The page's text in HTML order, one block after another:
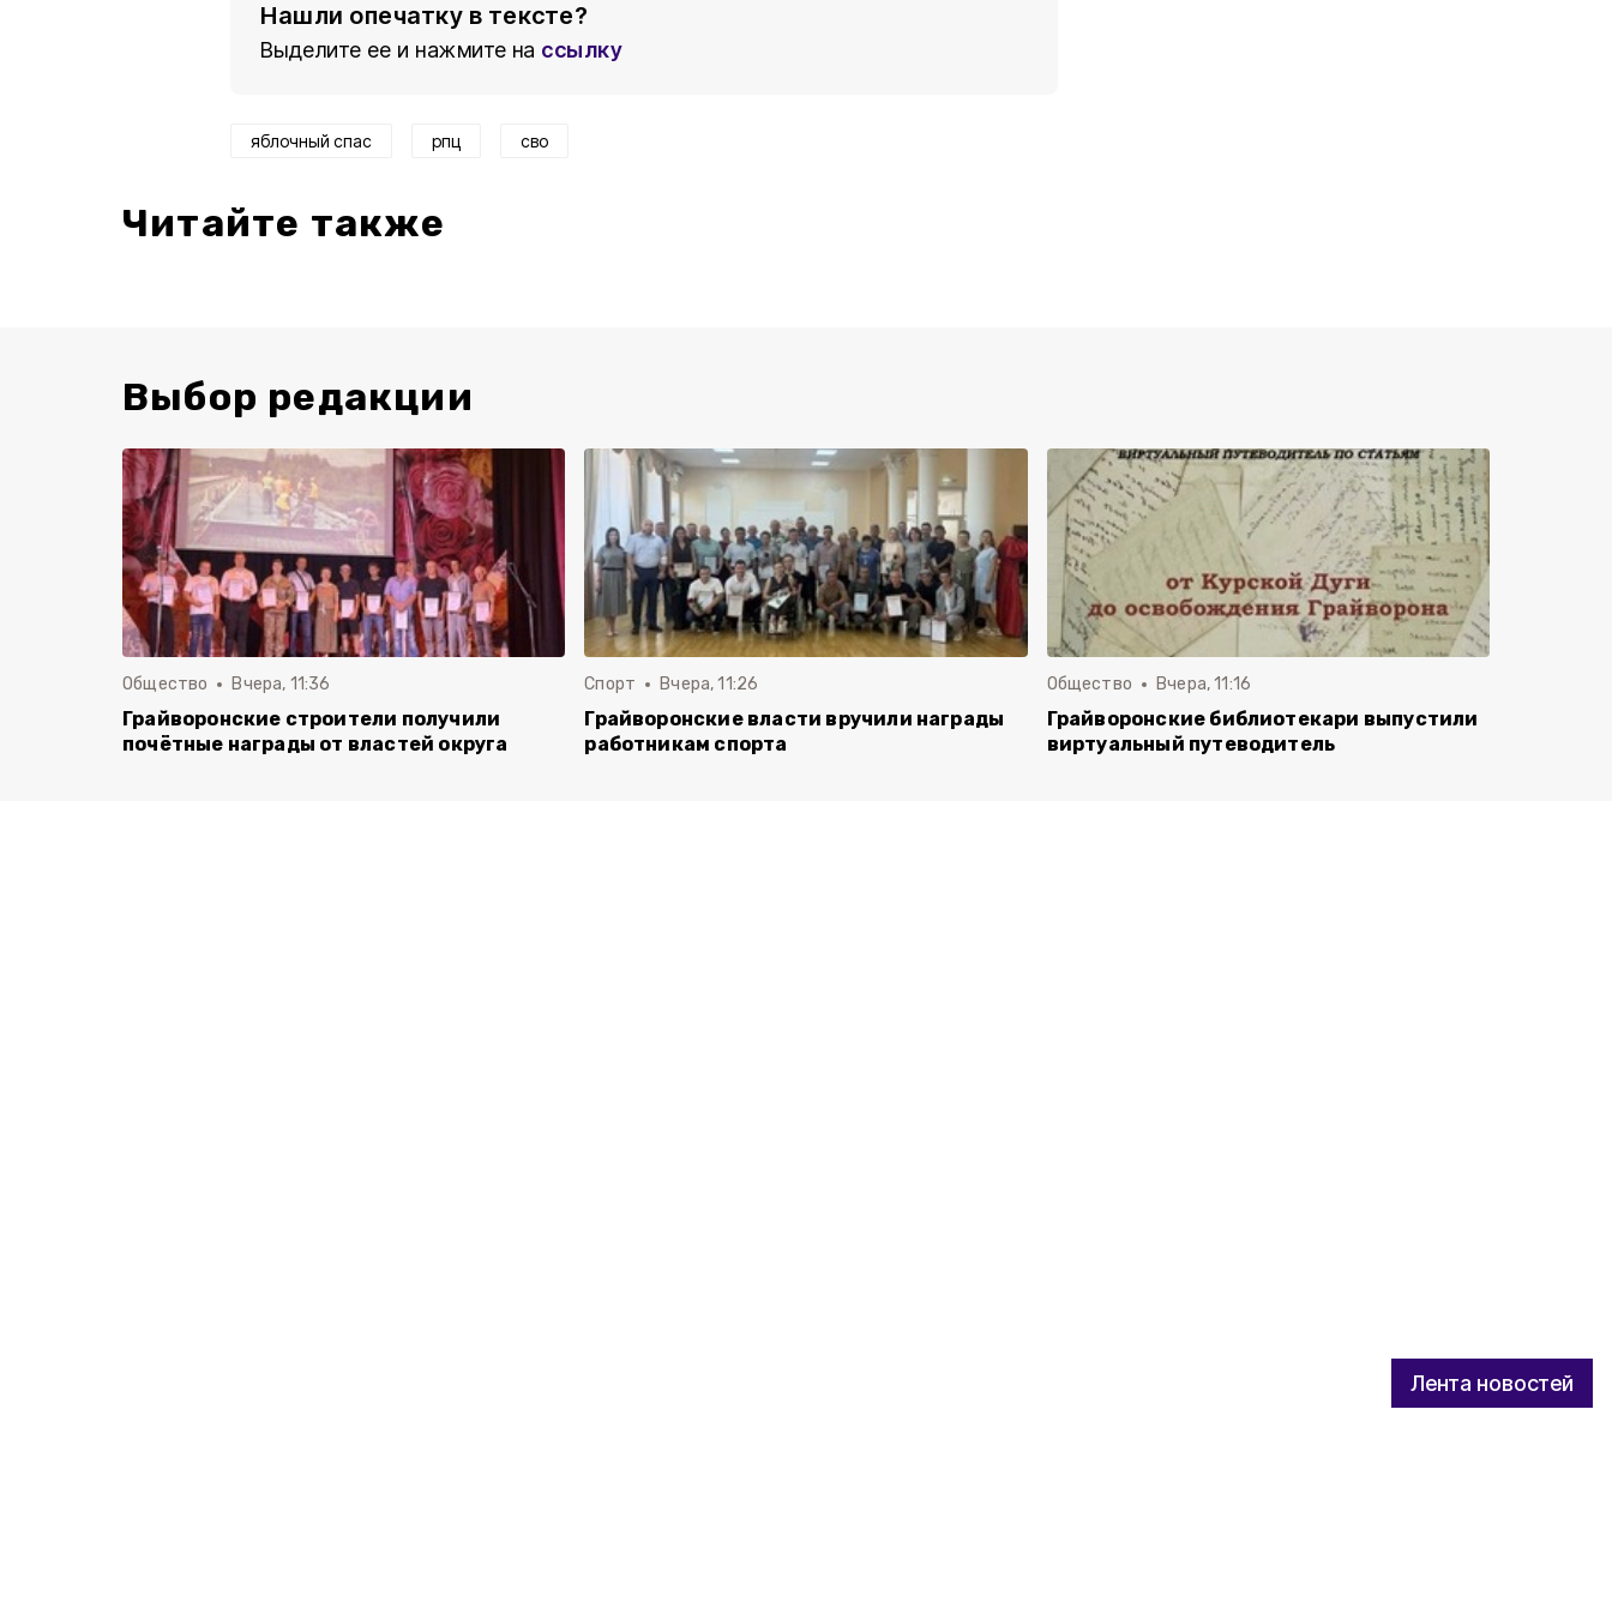
Лента новостей
Нашли опечатку в тексте?
Выделите ее и нажмите на ссылку
яблочный спас рпц сво
Читайте также
Выбор редакции
Общество Вчера, 11:36
Грайворонские строители получили
почётные награды от властей округа
Спорт Вчера, 11:26
Грайворонские власти вручили награды
работникам спорта
Общество Вчера, 11:16
Грайворонские библиотекари выпустили
виртуальный путеводитель